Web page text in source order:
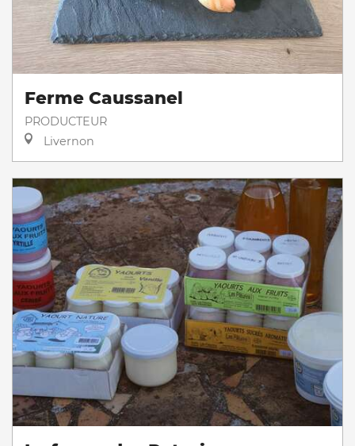
Ferme Caussanel
PRODUCTEUR
Livernon